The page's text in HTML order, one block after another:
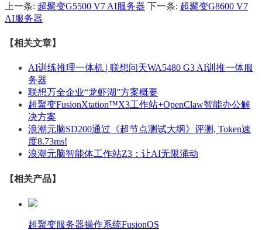
上一条: 超聚变G5500 V7 AI服务器 下一条: 超聚变G8600 V7
AI服务器
【相关文章】
AI训练推理一体机 | 联想问天WA5480 G3 AI训推一体服
务器
联想万全企业“龙虾湖”方案概要
超聚变FusionXtation™X3工作站+OpenClaw智能办公解
决方案
浪潮元脑SD200通过《超节点测试大纲》评测, Token速
度8.73ms!
浪潮元脑智能体工作站Z3：让AI无限涌动
【相关产品】
超聚变服务器操作系统FusionOS